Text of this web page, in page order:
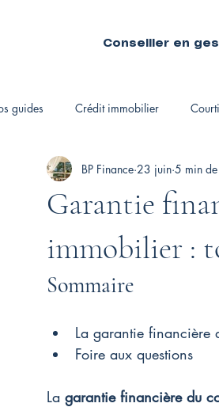
Conseiller en
guides Crédit immobilier
Fiscalité personnelle Courtiers
Garantie
immobilier :
BP Finance 23 juin 5 min
Sommaire
La garantie financière
Foire aux questions
La garantie financière du